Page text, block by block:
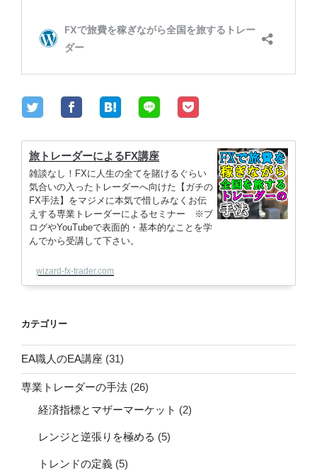
旅トレーダーによるFX講座
雑談なし！FXに人生の全てを賭けるぐらい
気合いの入ったトレーダーへ向けた【ガチの
FX手法】をマジメに本気で惜しみなくお伝
えする専業トレーダーによるセミナー ※ブ
ログやYouTubeで表面的・基本的なことを学
んでから受講して下さい。
wizard-fx-trader.com
カテゴリー
EA職人のEA講座 (31)
専業トレーダーの手法 (26)
経済指標とマザーマーケット (2)
レンジと逆張りを極める (5)
トレンドの定義 (5)